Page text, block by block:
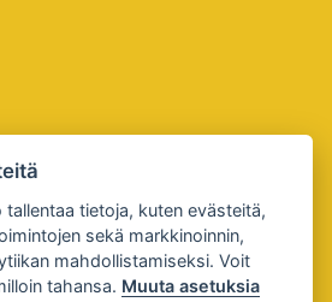
tietoja, kuten evästeitä,
sekä markkinoinnin,
mahdollistamiseksi. Voit
tahansa. Muuta asetuksia